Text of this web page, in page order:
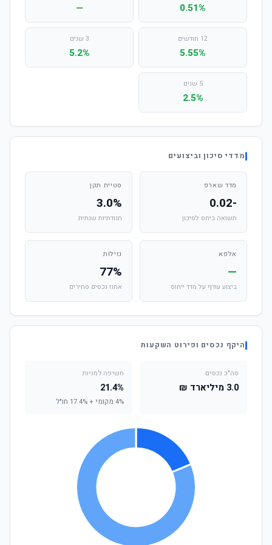
0.51%
—
12 חודשים
5.55%
3 שנים
5.2%
5 שנים
2.5%
מדדי סיכון וביצועים
מדד שארפ
-0.02
תשואה ביחס לסיכון
סטיית תקן
3.0%
תנודתיות שנתית
אלפא
—
ביצוע עודף על מדד ייחוס
נזילות
77%
אחוז נכסים סחירים
היקף נכסים ופירוט השקעות
סה"כ נכסים
3.0 מיליארד ₪
חשיפה למניות
21.4%
4% מקומי + 17.4% חו"ל